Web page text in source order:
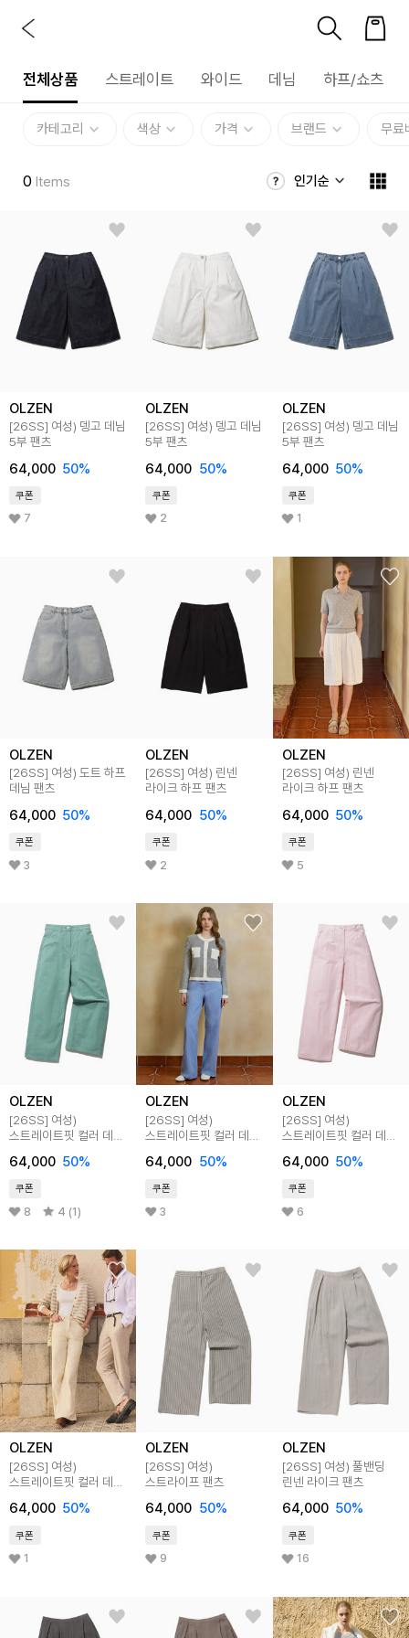
전체상품 스트레이트 와이드 데님 하프/쇼츠
카테고리 색상 가격 브랜드 무료
0 Items 인기순
OLZEN
[26SS] 여성) 뎅고 데님
5부 팬츠
64,000 50%
쿠폰
7
OLZEN
[26SS] 여성) 뎅고 데님
5부 팬츠
64,000 50%
쿠폰
2
OLZEN
[26SS] 여성) 뎅고 데님
5부 팬츠
64,000 50%
쿠폰
1
OLZEN
[26SS] 여성) 도트 하프
데님 팬츠
64,000 50%
쿠폰
3
OLZEN
[26SS] 여성) 린넨
라이크 하프 팬츠
64,000 50%
쿠폰
2
OLZEN
[26SS] 여성) 린넨
라이크 하프 팬츠
64,000 50%
쿠폰
5
OLZEN
[26SS] 여성)
스트레이트핏 컬러 데님
64,000 50%
쿠폰
8 4 (1)
OLZEN
[26SS] 여성)
스트레이트핏 컬러 데님
64,000 50%
쿠폰
3
OLZEN
[26SS] 여성)
스트레이트핏 컬러 데님
64,000 50%
쿠폰
6
OLZEN
[26SS] 여성)
스트레이트핏 컬러 데님
64,000 50%
쿠폰
1
OLZEN
[26SS] 여성)
스트라이프 팬츠
64,000 50%
쿠폰
9
OLZEN
[26SS] 여성) 풀밴딩
린넨 라이크 팬츠
64,000 50%
쿠폰
16